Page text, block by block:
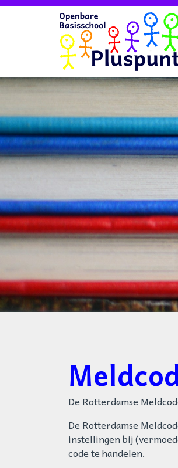
Home
Nieuws
Onze school
Kalender
Contact
De Rotterdamse
De Rotterdamse
instellingen bij
code te handelen.